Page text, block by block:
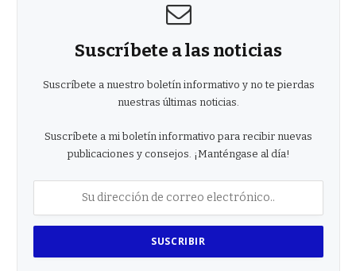
Suscríbete a las noticias
Suscríbete a nuestro boletín informativo y no te pierdas
nuestras últimas noticias.
Suscríbete a mi boletín informativo para recibir nuevas
publicaciones y consejos. ¡Manténgase al día!